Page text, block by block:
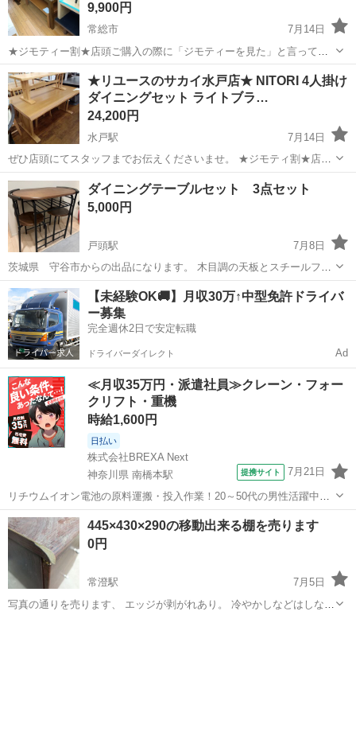
9,900円
常総市
7月14日
★ジモティー割★店頭ご購入の際に「ジモティーを見た」と言ってい
ただくとジモティー限定価格（掲載価格の10%OFF）でご購入が可能
です。 必ずご精算前にスタッフまでお伝えくださいませ。 ■引越でお
なじみ、サカイ引越セン...
茨城 常総市 ダイニングセット サカイ
★リユースのサカイ水戸店★ NITORI 4人掛け
ダイニングセット ライトブラ…
24,200円
水戸駅
7月14日
ぜひ店頭にてスタッフまでお伝えくださいませ。 ★ジモティ割★店頭
ご購入の際に「ジモティを見た」と言っていただくとジモティ限定価
格（掲載価格の10%OFF）でご購入が可能です。 ■引越でおなじみ、
サカイ引越センターのリユー...
茨城 水戸市 水戸駅 ダイニングセット サカイ
ダイニングテーブルセット 3点セット
5,000円
戸頭駅
7月8日
茨城県 守谷市からの出品になります。 木目調の天板とスチールフレ
ームを組み合わせた、コンパクトで省スペースなダイニング3点セット
です。 模様替えのため不必要な為出品いたします。 こちらの商品は引
き取り限定になります。 ...
茨城 守谷市 戸頭駅 ダイニングセット
【未経験OK🚚】月収30万↑中型免許ドライバ
ー募集
完全週休2日で安定転職
ドライバーダイレクト Ad
≪月収35万円・派遣社員≫クレーン・フォー
クリフト・重機
時給1,600円
日払い
株式会社BREXA Next
神奈川県 南橋本駅
提携サイト 7月21日
リチウムイオン電池の原料運搬・投入作業！20～50代の男性活躍中★
ワンルーム寮完備！赴任旅費会社負担！年間休日130日★フォークリフ
ト免許お持ちの方、活躍中！就業先食堂利用可★《神奈川県相模原
市》 人気の工場のお仕事 ◇電...
神奈川 相模原市 南橋本駅 その他
445×430×290の移動出来る棚を売ります
0円
常澄駅
7月5日
写真の通りを売ります、 エッジが剥がれあり。 冷やかしなどはしない